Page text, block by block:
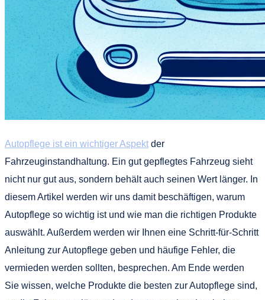
Autopflege ist ein wichtiger Aspekt der
Fahrzeuginstandhaltung. Ein gut gepflegtes Fahrzeug sieht
nicht nur gut aus, sondern behält auch seinen Wert länger. In
diesem Artikel werden wir uns damit beschäftigen, warum
Autopflege so wichtig ist und wie man die richtigen Produkte
auswählt. Außerdem werden wir Ihnen eine Schritt-für-Schritt
Anleitung zur Autopflege geben und häufige Fehler, die
vermieden werden sollten, besprechen. Am Ende werden
Sie wissen, welche Produkte die besten zur Autopflege sind,